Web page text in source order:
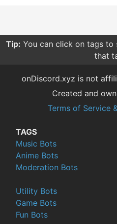
Tip: You can click on tags
that
onDiscord.xyz is not
Created and
Terms of Service
TAGS
Music Bots
Anime Bots
Moderation Bots
Utility Bots
Game Bots
Fun Bots